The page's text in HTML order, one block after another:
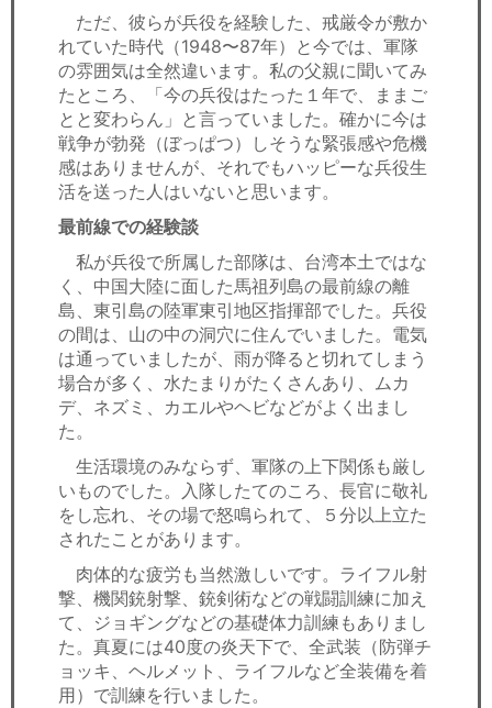
ただ、彼らが兵役を経験した、戒厳令が敷か
れていた時代（1948〜87年）と今では、軍隊
の雰囲気は全然違います。私の父親に聞いてみ
たところ、「今の兵役はたった１年で、ままご
とと変わらん」と言っていました。確かに今は
戦争が勃発（ぼっぱつ）しそうな緊張感や危機
感はありませんが、それでもハッピーな兵役生
活を送った人はいないと思います。
最前線での経験談
私が兵役で所属した部隊は、台湾本土ではな
く、中国大陸に面した馬祖列島の最前線の離
島、東引島の陸軍東引地区指揮部でした。兵役
の間は、山の中の洞穴に住んでいました。電気
は通っていましたが、雨が降ると切れてしまう
場合が多く、水たまりがたくさんあり、ムカ
デ、ネズミ、カエルやヘビなどがよく出まし
た。
生活環境のみならず、軍隊の上下関係も厳し
いものでした。入隊したてのころ、長官に敬礼
をし忘れ、その場で怒鳴られて、５分以上立た
されたことがあります。
肉体的な疲労も当然激しいです。ライフル射
撃、機関銃射撃、銃剣術などの戦闘訓練に加え
て、ジョギングなどの基礎体力訓練もありまし
た。真夏には40度の炎天下で、全武装（防弾チ
ョッキ、ヘルメット、ライフルなど全装備を着
用）で訓練を行いました。